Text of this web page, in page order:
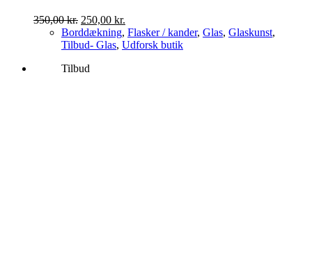
350,00kr. Den
oprindelige
pris
350,00 kr..
250,00 kr.
aktuelle
pris
Borddækning, Flasker / kander, Glas, Glaskunst,
Tilbud- Glas, Udforsk butik
Tilbud